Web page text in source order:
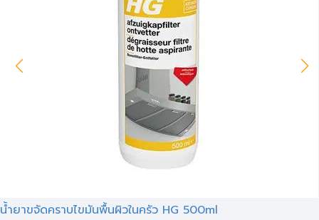
น้ำยาขจัดคราบไขมันพื้นผิวในครัว HG 500ml